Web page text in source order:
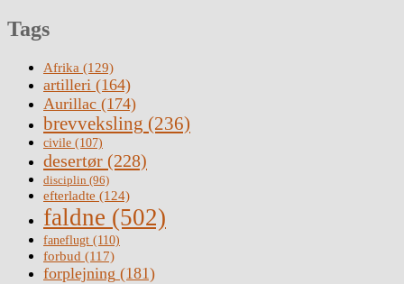
Tags
Afrika (129)
artilleri (164)
Aurillac (174)
brevveksling (236)
civile (107)
desertør (228)
disciplin (96)
efterladte (124)
faldne (502)
faneflugt (110)
forbud (117)
forplejning (181)